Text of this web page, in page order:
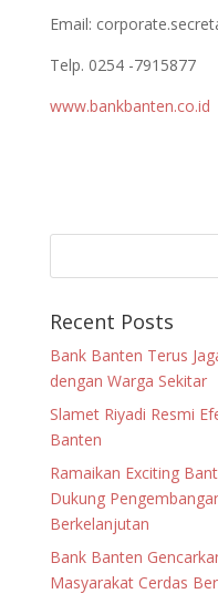
Email:
Telp. 0254 -7915877
www.bankbanten.co.id
Recent Posts
Bank Banten Terus
dengan Warga Sekitar
Slamet Riyadi Resmi
Banten
Ramaikan Exciting
Dukung
Berkelanjutan
Bank Banten
Masyarakat Cerdas